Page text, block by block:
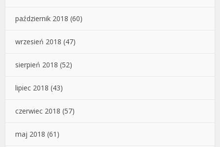
październik 2018 (60)
wrzesień 2018 (47)
sierpień 2018 (52)
lipiec 2018 (43)
czerwiec 2018 (57)
maj 2018 (61)